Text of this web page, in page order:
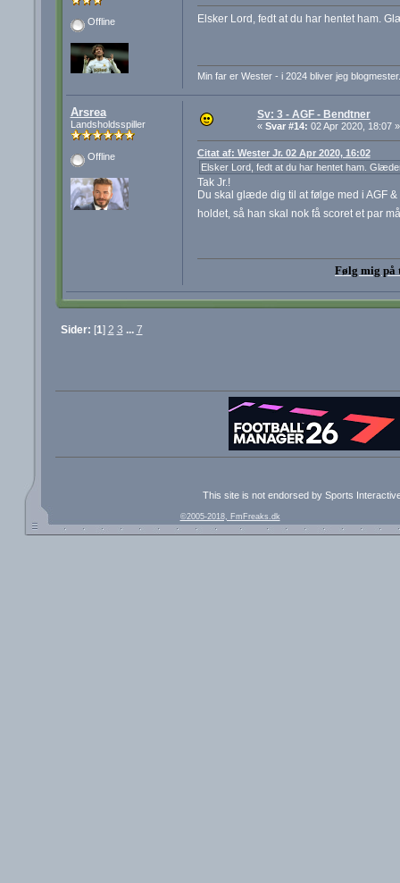
Offline Elsker Lord, fedt at du har hentet ham.
Min far er Wester - i 2024 bliver jeg blogmester.
Arsrea
Landsholdsspiller
Offline
Sv: 3 - AGF - Bendtner
« Svar #14: 02 Apr 2020, 18:07 »
Citat af: Wester Jr. 02 Apr 2020, 16:02
Elsker Lord, fedt at du har hentet ham.
Tak Jr.!
Du skal glæde dig til at følge med i AGF
holdet, så han skal nok få scoret et par
Følg mig på
Sider: [1] 2 3 ... 7
This site is not endorsed by Sports
©2005-2018, FmFreaks.dk